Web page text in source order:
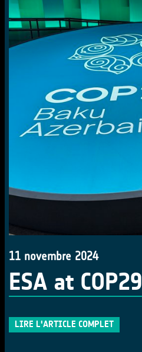
11 novembre 2024
ESA at COP29
LIRE L'ARTICLE COMPLET